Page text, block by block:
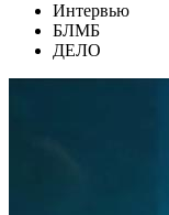
Интервью
БЛМБ
ДЕЛО